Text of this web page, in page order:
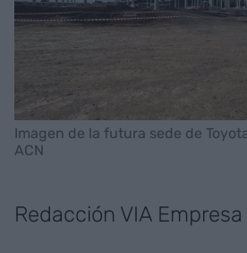
Imagen de la futura sede de
ACN
Redacción VIA Empresa